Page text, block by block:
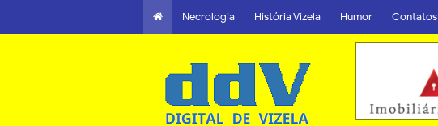
Necrologia História Vizela Humor Contatos